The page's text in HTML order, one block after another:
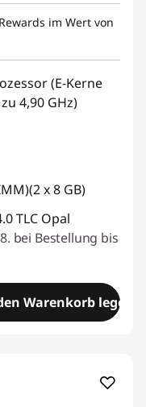
im Wert von
(E-Kerne
4,90 GHz)
x 8 GB)
TLC Opal
bei Bestellung bis
Warenkorb legen